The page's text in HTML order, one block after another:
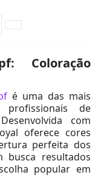
Coloração
é uma das mais
de
com
oferece cores
perfeita dos
busca resultados
popular em